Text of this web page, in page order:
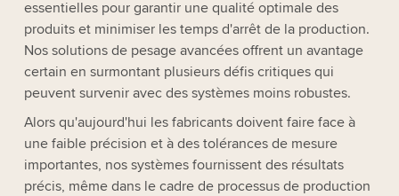
essentielles pour garantir une qualité optimale des
produits et minimiser les temps d'arrêt de la production.
Nos solutions de pesage avancées offrent un avantage
certain en surmontant plusieurs défis critiques qui
peuvent survenir avec des systèmes moins robustes.
Alors qu'aujourd'hui les fabricants doivent faire face à
une faible précision et à des tolérances de mesure
importantes, nos systèmes fournissent des résultats
précis, même dans le cadre de processus de production